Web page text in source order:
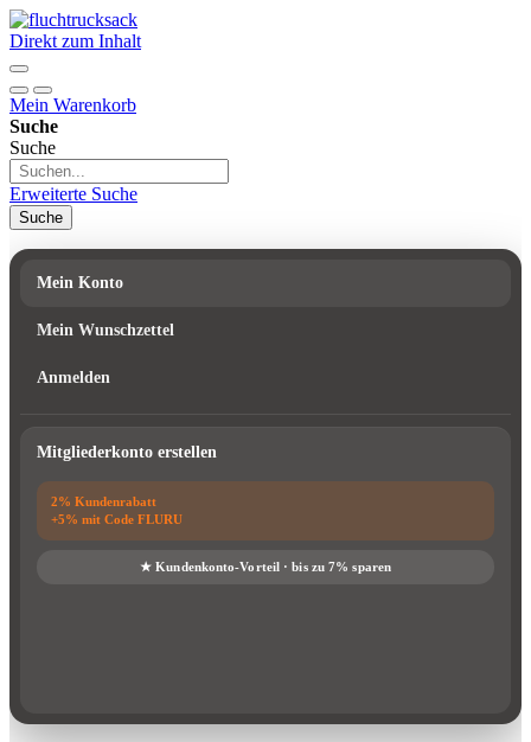
Direkt zum Inhalt
Mein Warenkorb
Suche
Suche
Erweiterte Suche
Suche
Mein Konto
Mein Wunschzettel
Anmelden
Mitgliederkonto erstellen